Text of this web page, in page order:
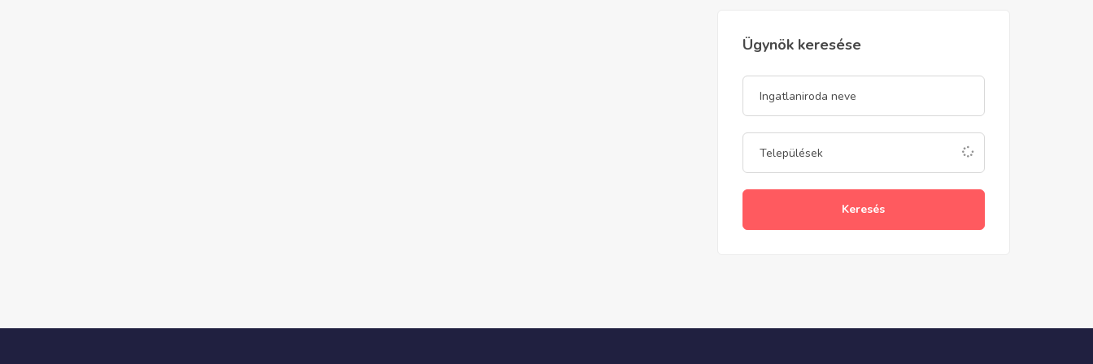
Ügynök keresése
Keresés